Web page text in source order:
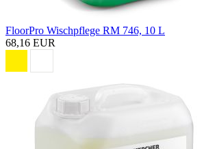
FloorPro Wischpflege RM 746, 10 L
68,16 EUR